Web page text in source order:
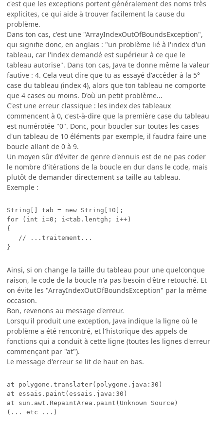
c'est que les exceptions portent généralement des noms très
explicites, ce qui aide à trouver facilement la cause du
problème.
Dans ton cas, c'est une "ArrayIndexOutOfBoundsException",
qui signifie donc, en anglais : "un problème lié à l'index d'un
tableau, car l'index demandé est supérieur à ce que le
tableau autorise". Dans ton cas, Java te donne même la valeur
fautive : 4. Cela veut dire que tu as essayé d'accéder à la 5°
case du tableau (index 4), alors que ton tableau ne comporte
que 4 cases ou moins. D'où un petit problème...
C'est une erreur classique : les index des tableaux
commencent à 0, c'est-à-dire que la première case du tableau
est numérotée "0". Donc, pour boucler sur toutes les cases
d'un tableau de 10 éléments par exemple, il faudra faire une
boucle allant de 0 à 9.
Un moyen sûr d'éviter de genre d'ennuis est de ne pas coder
le nombre d'itérations de la boucle en dur dans le code, mais
plutôt de demander directement sa taille au tableau.
Exemple :
String[] tab = new String[10];
for (int i=0; i<tab.lentgh; i++)
{
// ...traitement...
Ainsi, si on change la taille du tableau pour une quelconque
raison, le code de la boucle n'a pas besoin d'être retouché. Et
on évite les "ArrayIndexOutOfBoundsException" par la même
occasion.
Bon, revenons au message d'erreur.
Lorsqu'il produit une exception, Java indique la ligne où le
problème a été rencontré, et l'historique des appels de
fonctions qui a conduit à cette ligne (toutes les lignes d'erreur
commençant par "at").
Le message d'erreur se lit de haut en bas.
at polygone.translater(polygone.java:30)
at essais.paint(essais.java:30)
at sun.awt.RepaintArea.paint(Unknown Source)